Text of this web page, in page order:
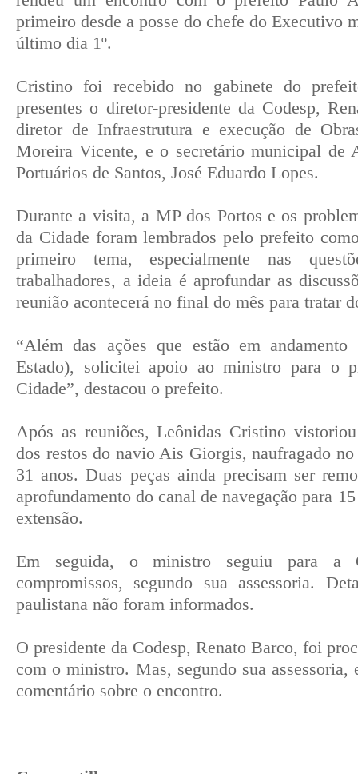
primeiro desde a posse do chefe do Executivo
último dia 1º.
Cristino foi recebido no gabinete do
presentes o diretor-presidente da Codesp,
diretor de Infraestrutura e execução de
Moreira Vicente, e o secretário municipal de
Portuários de Santos, José Eduardo Lopes.
Durante a visita, a MP dos Portos e os
da Cidade foram lembrados pelo prefeito
primeiro tema, especialmente nas
trabalhadores, a ideia é aprofundar as
reunião acontecerá no final do mês para tratar
“Além das ações que estão em
Estado), solicitei apoio ao ministro para o
Cidade”, destacou o prefeito.
Após as reuniões, Leônidas Cristino
dos restos do navio Ais Giorgis, naufragado no
31 anos. Duas peças ainda precisam ser
aprofundamento do canal de navegação para
extensão.
Em seguida, o ministro seguiu para a
compromissos, segundo sua assessoria.
paulistana não foram informados.
O presidente da Codesp, Renato Barco, foi
com o ministro. Mas, segundo sua assessoria,
comentário sobre o encontro.